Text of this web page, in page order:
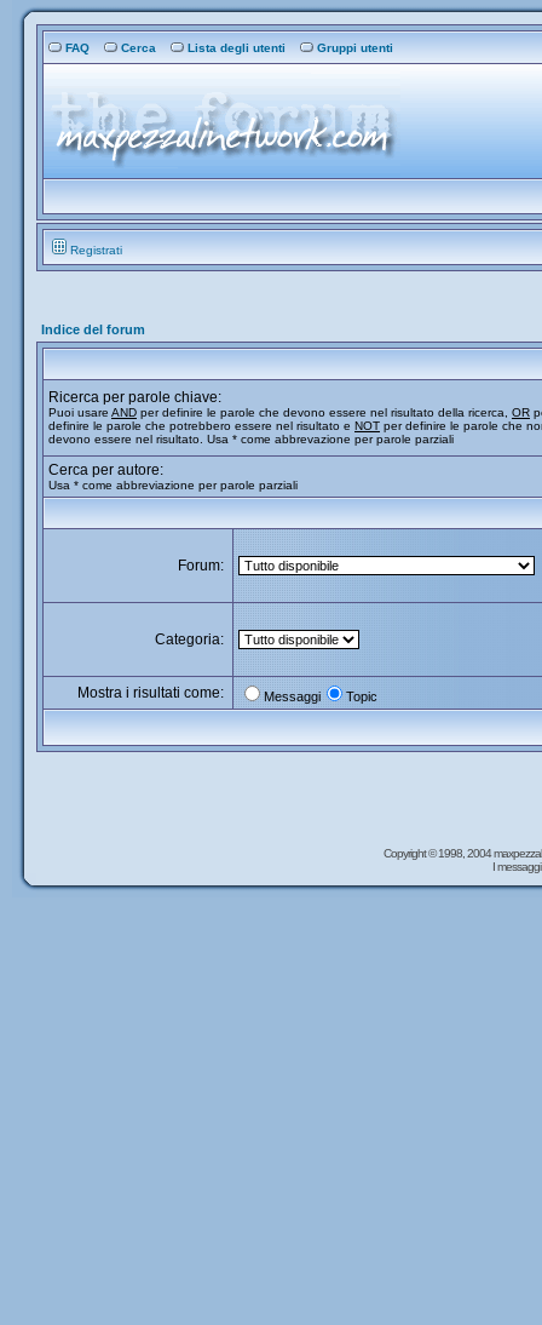
FAQ Cerca Lista degli utenti Gruppi utenti
Registrati
Indice del forum
Ricerca per parole chiave:
Puoi usare AND per definire le parole che devono essere nel risultato della ricerca, OR
definire le parole che potrebbero essere nel risultato e NOT per definire le parole che
devono essere nel risultato. Usa * come abbrevazione per parole parziali
Cerca per autore:
Usa * come abbreviazione per parole parziali
Forum:
Categoria:
Mostra i risultati come: Messaggi Topic
Copyright © 1998, 2004
I